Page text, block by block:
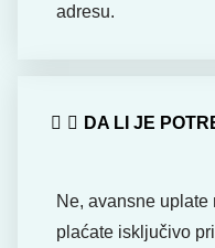
adresu.
DA LI JE
Ne, avansne
plaćate isključivo